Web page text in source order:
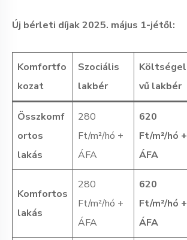
Új bérleti díjak 2025. május 1-jétől:
Komfortfo
kozat
Szociális
lakbér
Költségel
vű lakbér
Összkomf
ortos
lakás
280
Ft/m²/hó +
ÁFA
620
Ft/m²/hó +
ÁFA
Komfortos
lakás
280
Ft/m²/hó +
ÁFA
620
Ft/m²/hó +
ÁFA